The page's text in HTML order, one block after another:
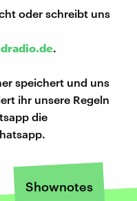
oder schreibt uns
.
speichert und uns
ihr unsere Regeln
die
Shownotes